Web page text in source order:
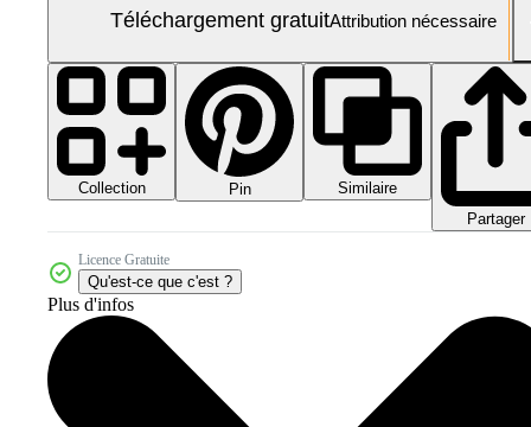
Téléchargement gratuitAttribution nécessaire
Collection Pin
Similaire
Partager
Licence Gratuite
Qu'est-ce que c'est ?
Plus d'infos